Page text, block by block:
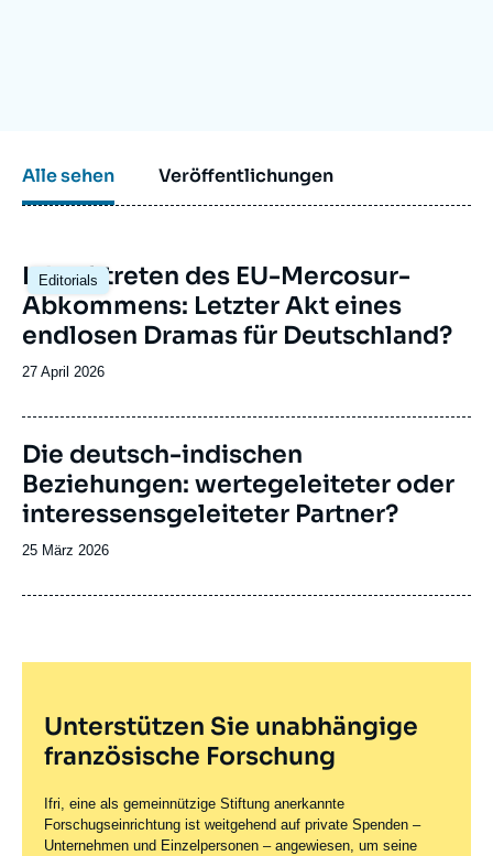
Alle sehen Veröffentlichungen
Editorials
Image
principale
Inkrafttreten des EU-Mercosur-
Abkommens: Letzter Akt eines
endlosen Dramas für Deutschland?
Date
publication
27 April 2026
Image
principale
Die deutsch-indischen
Beziehungen: wertegeleiteter oder
interessensgeleiteter Partner?
Date
publication
25 März 2026
Unterstützen Sie unabhängige
französische Forschung
Ifri, eine als gemeinnützige Stiftung anerkannte
Forschugseinrichtung ist weitgehend auf private Spenden –
Unternehmen und Einzelpersonen – angewiesen, um seine